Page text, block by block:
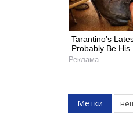
Tarantino’s
Probably Be His
Реклама
Метки